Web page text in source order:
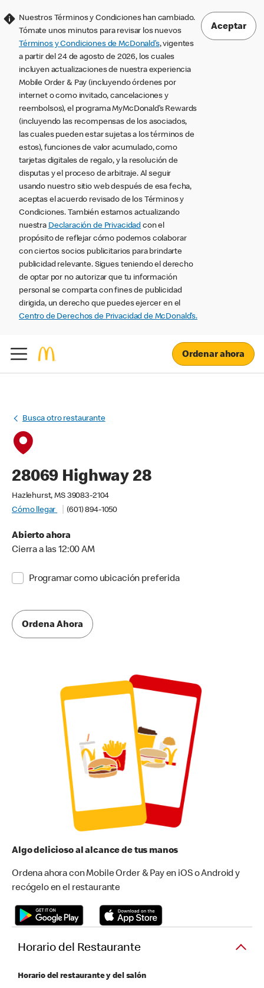
Nuestros Términos y Condiciones han cambiado.
Tómate unos minutos para revisar los nuevos
Términos y Condiciones de McDonald’s, vigentes
a partir del 24 de agosto de 2026, los cuales
incluyen actualizaciones de nuestra experiencia
Mobile Order & Pay (incluyendo órdenes por
internet o como invitado, cancelaciones y
reembolsos), el programa MyMcDonald’s Rewards
(incluyendo las recompensas de los asociados,
las cuales pueden estar sujetas a los términos de
estos), funciones de valor acumulado, como
tarjetas digitales de regalo, y la resolución de
disputas y el proceso de arbitraje. Al seguir
usando nuestro sitio web después de esa fecha,
aceptas el acuerdo revisado de los Términos y
Condiciones. También estamos actualizando
nuestra Declaración de Privacidad con el
propósito de reflejar cómo podemos colaborar
con ciertos socios publicitarios para brindarte
publicidad relevante. Sigues teniendo el derecho
de optar por no autorizar que tu información
personal se comparta con fines de publicidad
dirigida, un derecho que puedes ejercer en el
Centro de Derechos de Privacidad de McDonald’s.
Aceptar
Ordenar ahora
Busca otro restaurante
28069 Highway 28
Hazlehurst, MS 39083-2104
Cómo llegar
(601) 894-1050
Abierto ahora
Cierra a las 12:00 AM
Programar como ubicación preferida
Ordena Ahora
Algo delicioso al alcance de tus manos
Ordena ahora con Mobile Order & Pay en iOS o Android y
recógelo en el restaurante
Horario del Restaurante
Horario del restaurante y del salón